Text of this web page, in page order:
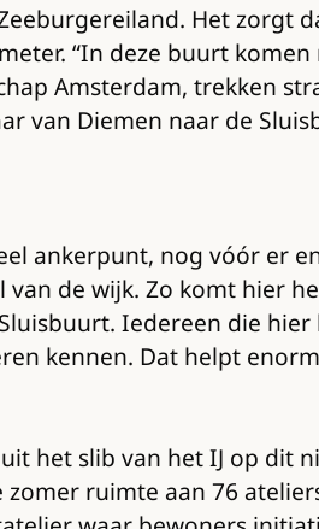
Het zorgt
“In deze buurt komen
Amsterdam, trekken
van Diemen naar de
ankerpunt, nog vóór er
de wijk. Zo komt hier
Iedereen die
kennen. Dat helpt
het slib van het IJ op dit
ruimte aan 76